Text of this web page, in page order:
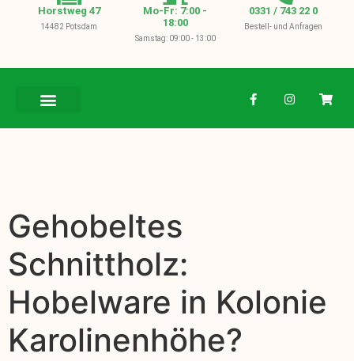
Horstweg 47
14482 Potsdam
Mo-Fr: 7:00 -
18:00
Samstag: 09:00 - 13:00
0331 / 743 22 0
Bestell- und Anfragen
Gehobeltes
Schnittholz:
Hobelware in Kolonie
Karolinenhöhe?